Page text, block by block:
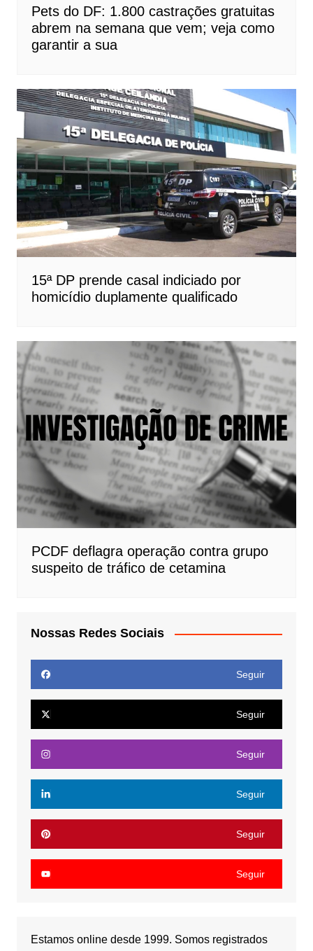
Pets do DF: 1.800 castrações gratuitas
abrem na semana que vem; veja como
garantir a sua
15ª DP prende casal indiciado por
homicídio duplamente qualificado
PCDF deflagra operação contra grupo
suspeito de tráfico de cetamina
Nossas Redes Sociais
Seguir
Seguir
Seguir
Seguir
Seguir
Seguir
Estamos online desde 1999. Somos registrados